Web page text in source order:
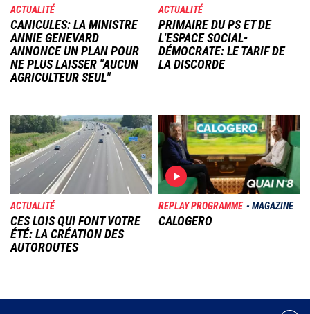
ACTUALITÉ
CANICULES: LA MINISTRE
ANNIE GENEVARD
ANNONCE UN PLAN POUR
NE PLUS LAISSER "AUCUN
AGRICULTEUR SEUL"
ACTUALITÉ
PRIMAIRE DU PS ET DE
L'ESPACE SOCIAL-
DÉMOCRATE: LE TARIF DE
LA DISCORDE
Image
ACTUALITÉ
CES LOIS QUI FONT VOTRE
ÉTÉ: LA CRÉATION DES
AUTOROUTES
Image
REPLAY PROGRAMME MAGAZINE
CALOGERO